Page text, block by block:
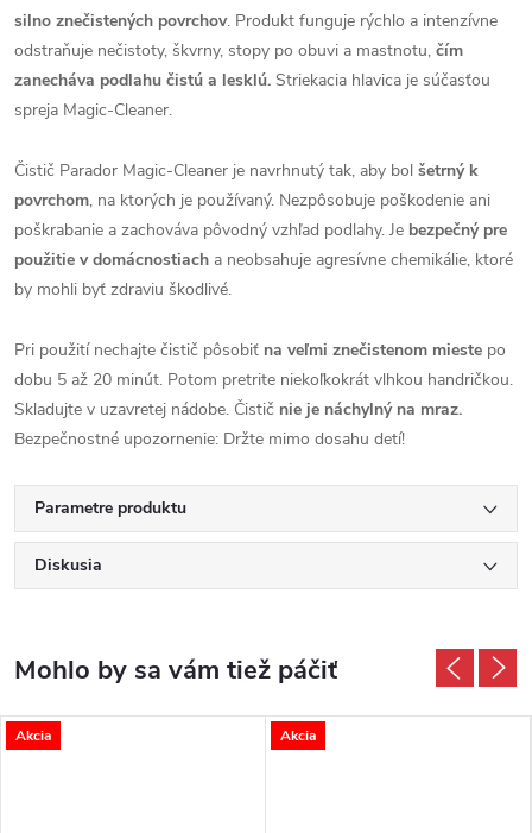
silno znečistených povrchov. Produkt funguje rýchlo a intenzívne
odstraňuje nečistoty, škvrny, stopy po obuvi a mastnotu, čím
zanecháva podlahu čistú a lesklú. Striekacia hlavica je súčasťou
spreja Magic-Cleaner.
Čistič Parador Magic-Cleaner je navrhnutý tak, aby bol šetrný k
povrchom, na ktorých je používaný. Nezpôsobuje poškodenie ani
poškrabanie a zachováva pôvodný vzhľad podlahy. Je bezpečný pre
použitie v domácnostiach a neobsahuje agresívne chemikálie, ktoré
by mohli byť zdraviu škodlivé.
Pri použití nechajte čistič pôsobiť na veľmi znečistenom mieste po
dobu 5 až 20 minút. Potom pretrite niekoľkokrát vlhkou handričkou.
Skladujte v uzavretej nádobe. Čistič nie je náchylný na mraz.
Bezpečnostné upozornenie: Držte mimo dosahu detí!
Parametre produktu
Diskusia
Akcia Akcia